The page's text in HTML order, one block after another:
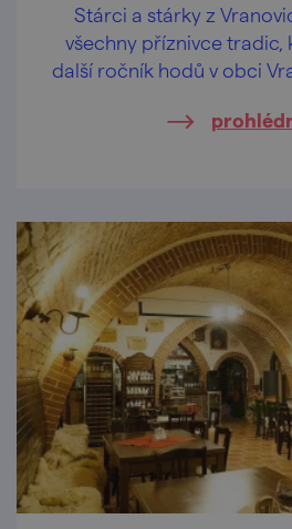
Stárci a stárky z
všechny příznivce tradic,
další ročník hodů v obci